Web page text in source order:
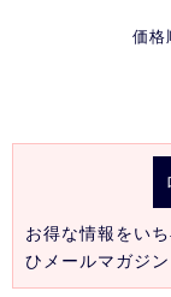
価格
お得な情報をい
ひメールマガジ